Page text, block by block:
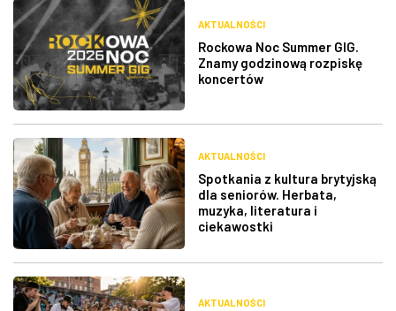
AKTUALNOŚCI
Rockowa Noc Summer GIG.
Znamy godzinową rozpiskę
koncertów
AKTUALNOŚCI
Spotkania z kultura brytyjską
dla seniorów. Herbata,
muzyka, literatura i
ciekawostki
AKTUALNOŚCI